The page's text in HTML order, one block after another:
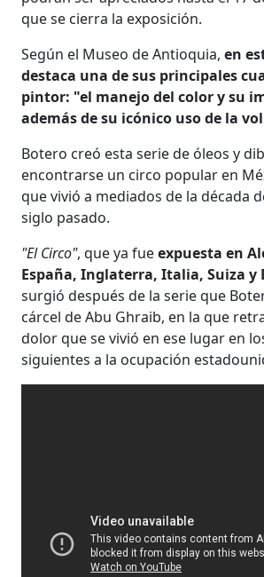
que se cierra la exposición.
Según el Museo de Antioquia, en
destaca una de sus principales
pintor: "el manejo del color y su
además de su icónico uso de la
Botero creó esta serie de óleos y
encontrarse un circo popular en
que vivió a mediados de la década
siglo pasado.
"El Circo", que ya fueexpuesta en
España, Inglaterra, Italia, Suiza y
surgió después de la serie que
cárcel de Abu Ghraib, en la que
dolor que se vivió en ese lugar en
siguientes a la ocupación